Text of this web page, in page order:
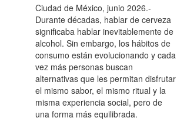
Ciudad de México, junio 2026.-
Durante décadas, hablar de cerveza
significaba hablar inevitablemente de
alcohol. Sin embargo, los hábitos de
consumo están evolucionando y cada
vez más personas buscan
alternativas que les permitan disfrutar
el mismo sabor, el mismo ritual y la
misma experiencia social, pero de
una forma más equilibrada.